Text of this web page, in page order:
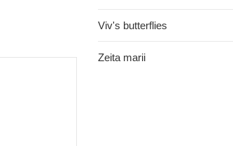
Viv's butterflies
Zeita marii